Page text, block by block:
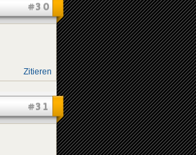
#30
Zitieren
#31